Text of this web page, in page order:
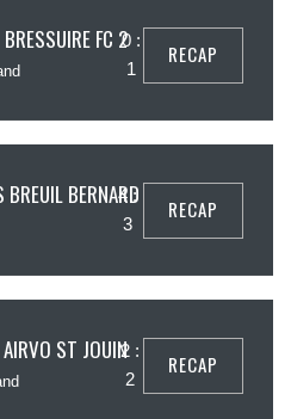
BRESSUIRE FC 20 :
1
RECAP
BREUIL BERNARD
4 :
3
RECAP
AIRVO ST JOUIN2 :
2
RECAP